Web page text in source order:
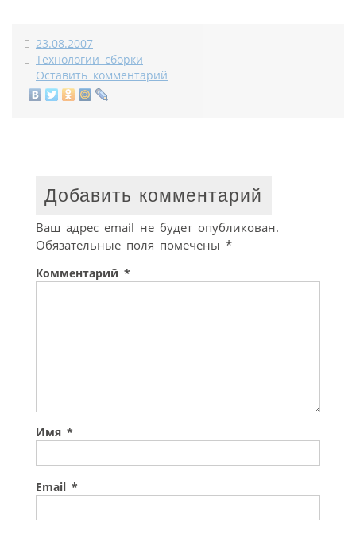
23.08.2007
Технологии сборки
Оставить комментарий
Добавить комментарий
Ваш адрес email не будет опубликован.
Обязательные поля помечены *
Комментарий *
Имя *
Email *